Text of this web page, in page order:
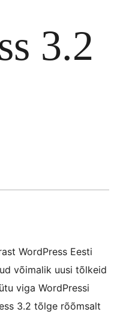
3.2
WordPress Eesti
võimalik uusi tõlkeid
viga WordPressi
3.2 tõlge rõõmsalt